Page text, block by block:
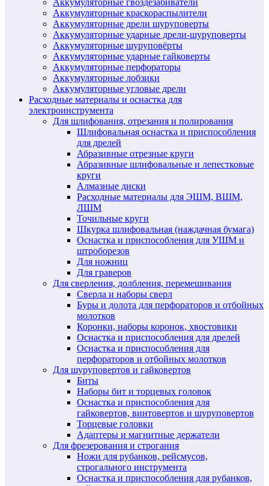
Аккумуляторные краскораспылители
Аккумуляторные дрели шуруповерты
Аккумуляторные ударные дрели-шуруповерты
Аккумуляторные шуруповёрты
Аккумуляторные ударные гайковерты
Аккумуляторные перфораторы
Аккумуляторные лобзики
Аккумуляторные угловые дрели
Расходные материалы и оснастка для
электроинструмента
Для шлифования, отрезания и полирования
Шлифовальная оснастка и приспособления
для дрелей
Абразивные отрезные круги
Абразивные шлифовальные и лепестковые
круги
Алмазные диски
Расходные материалы для ЭШМ, ВШМ,
ЛШМ
Точильные круги
Шкурка шлифовальная (наждачная бумага)
Оснастка и приспособления для УШМ и
штроборезов
Для ножниц
Для граверов
Для сверления, долбления, перемешивания
Сверла и наборы сверл
Буры и долота для перфораторов и отбойных
молотков
Коронки, наборы коронок, хвостовики
Оснастка и приспособления для дрелей
Оснастка и приспособления для
перфораторов и отбойных молотков
Для шуруповертов и гайковертов
Биты
Наборы бит и торцевых головок
Оснастка и приспособления для
гайковертов, винтовертов и шуруповертов
Торцевые головки
Адаптеры и магнитные держатели
Для фрезерования и строгания
Ножи для рубанков, рейсмусов,
строгального инструмента
Оснастка и приспособления для рубанков,